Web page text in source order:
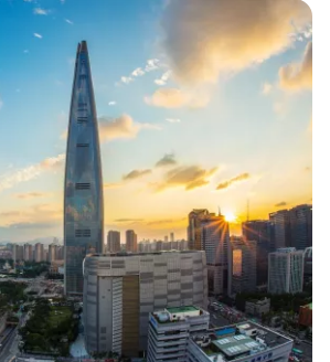
Continuar con Facebook
Continuar con Email